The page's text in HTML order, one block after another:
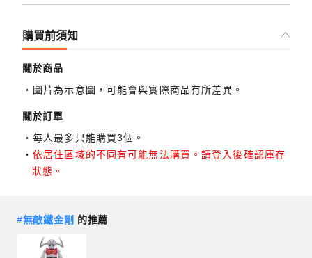
購買前須知
關於商品
圖片為示意圖，可能會與實際商品有所差異。
關於訂單
每人最多只能購買3個。
依居住區域的不同有可能無法購買。請登入後確認庫存
狀態。
#無敵鐵金剛 的推薦